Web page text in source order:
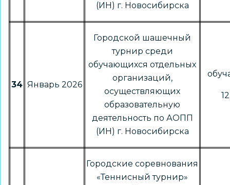
(ИН) г. Новосибирска
34 Январь 2026
Городской шашечный
турнир среди
обучающихся отдельных
организаций,
осуществляющих
образовательную
деятельность по АОПП
(ИН) г. Новосибирска
Городские соревнования
«Теннисный турнир»